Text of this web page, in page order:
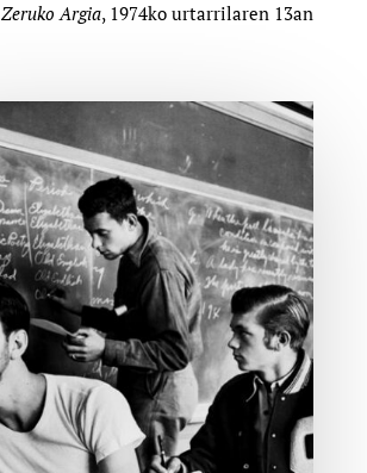
Zeruko Argia, 1974ko urtarrilaren 13an